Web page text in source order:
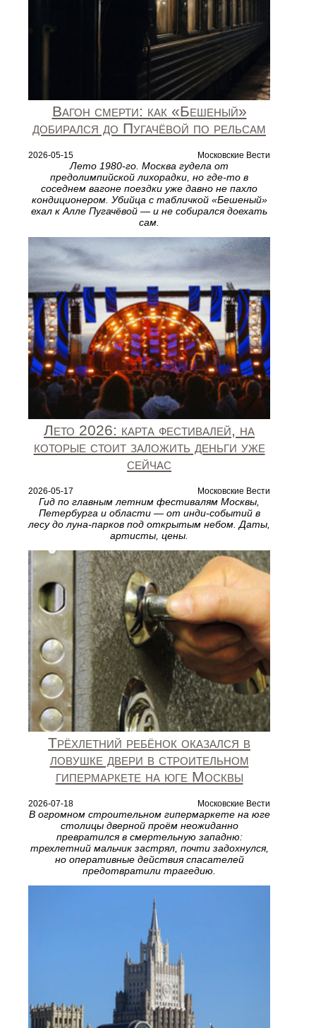
Вагон смерти: как «Бешеный»
добирался до Пугачёвой по рельсам
2026-05-15 Московские Вести
Лето 1980-го. Москва гудела от
предолимпийской лихорадки, но где-то в
соседнем вагоне поездки уже давно не пахло
кондиционером. Убийца с табличкой «Бешеный»
ехал к Алле Пугачёвой — и не собирался доехать
сам.
Лето 2026: карта фестивалей, на
которые стоит заложить деньги уже
сейчас
2026-05-17 Московские Вести
Гид по главным летним фестивалям Москвы,
Петербурга и области — от инди-событий в
лесу до луна-парков под открытым небом. Даты,
артисты, цены.
Трёхлетний ребёнок оказался в
ловушке двери в строительном
гипермаркете на юге Москвы
2026-07-18 Московские Вести
В огромном строительном гипермаркете на юге
столицы дверной проём неожиданно
превратился в смертельную западню:
трехлетний мальчик застрял, почти задохнулся,
но оперативные действия спасателей
предотвратили трагедию.